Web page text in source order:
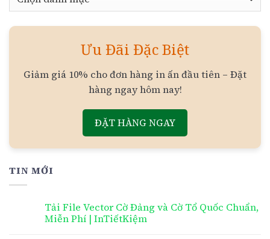
Ưu Đãi Đặc Biệt
Giảm giá 10% cho đơn hàng in ấn đầu tiên – Đặt
hàng ngay hôm nay!
ĐẶT HÀNG NGAY
TIN MỚI
Tải File Vector Cờ Đảng và Cờ Tổ Quốc Chuẩn,
Miễn Phí | InTiếtKiệm